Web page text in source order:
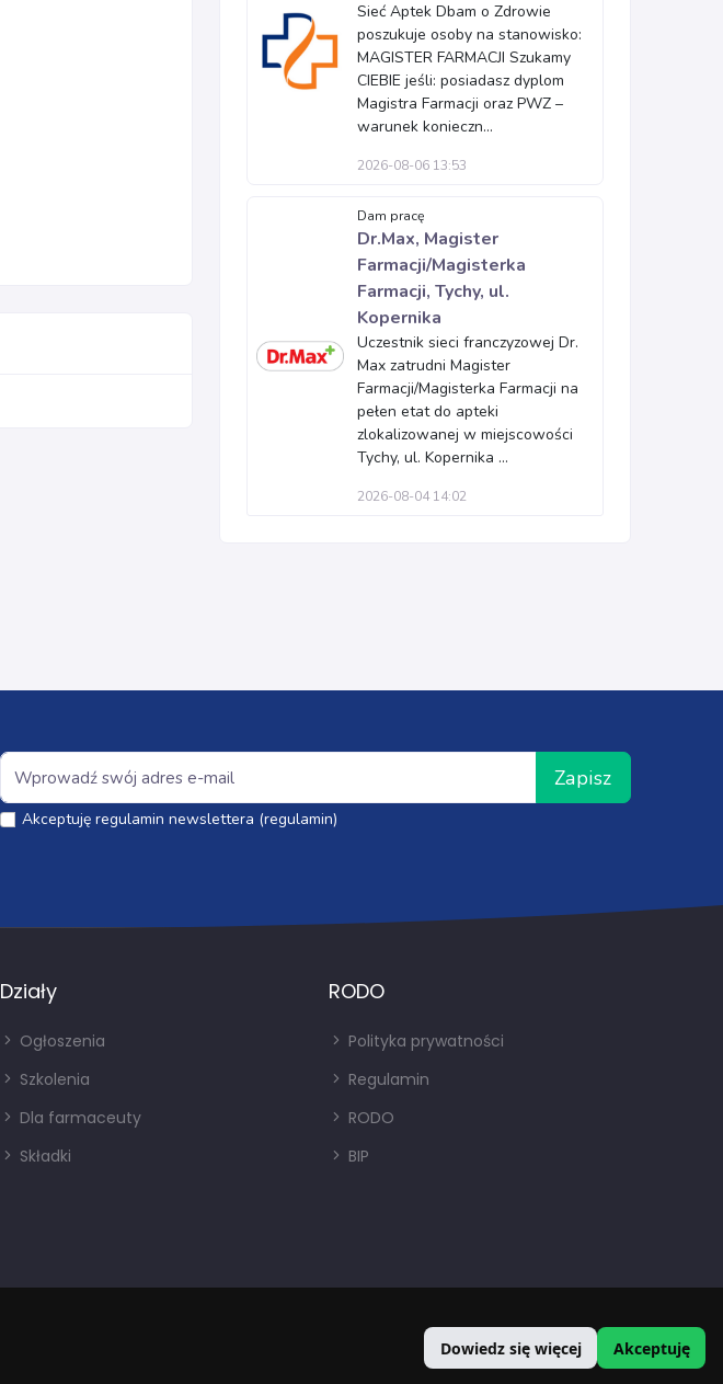
Sieć Aptek Dbam o Zdrowie
poszukuje osoby na stanowisko:
MAGISTER FARMACJI Szukamy
CIEBIE jeśli: posiadasz dyplom
Magistra Farmacji oraz PWZ –
warunek konieczn...
2026-08-06 13:53
Dam pracę
Dr.Max, Magister
Farmacji/Magisterka
Farmacji, Tychy, ul.
Kopernika
Uczestnik sieci franczyzowej Dr.
Max zatrudni Magister
Farmacji/Magisterka Farmacji na
pełen etat do apteki
zlokalizowanej w miejscowości
Tychy, ul. Kopernika ...
2026-08-04 14:02
Zapisz
Akceptuję regulamin newslettera (regulamin)
Działy
Ogłoszenia
Szkolenia
Dla farmaceuty
Składki
RODO
Polityka prywatności
Regulamin
RODO
BIP
Dowiedz się więcej Akceptuję